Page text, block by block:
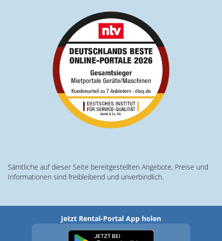
Sämtliche auf dieser Seite bereitgestellten Angebote, Preise und
Informationen sind freibleibend und unverbindlich.
Jetzt Rental-Portal App holen